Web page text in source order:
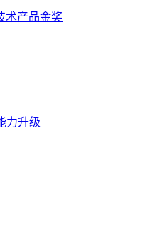
术产品金奖
力升级